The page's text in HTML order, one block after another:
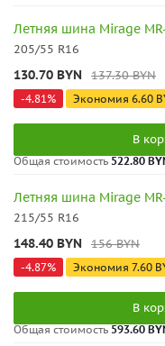
Летняя шина Mirage
205/55 R16
130.70 BYN 137.30BYN
-4.81 % Экономия 6.60
В
Общая стоимость522.80
Летняя шина Mirage
215/55 R16
148.40 BYN 156BYN
-4.87% Экономия 7.60
В
Общая стоимость 593.60